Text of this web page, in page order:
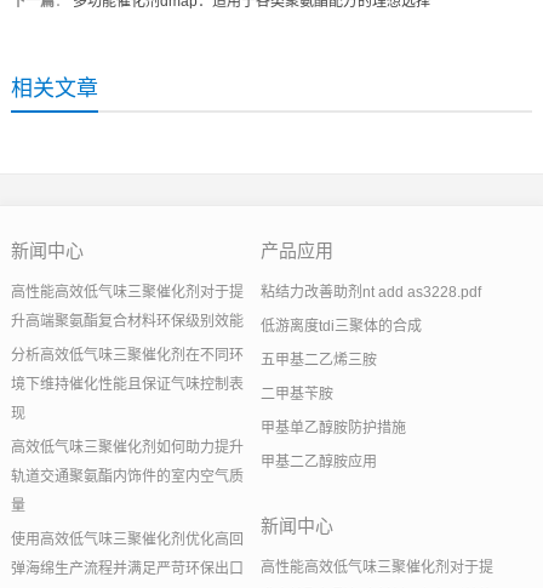
相关文章
新闻中心
高性能高效低气味三聚催化剂对于提
升高端聚氨酯复合材料环保级别效能
分析高效低气味三聚催化剂在不同环
境下维持催化性能且保证气味控制表
现
高效低气味三聚催化剂如何助力提升
轨道交通聚氨酯内饰件的室内空气质
量
使用高效低气味三聚催化剂优化高回
弹海绵生产流程并满足严苛环保出口
产品应用
粘结力改善助剂nt add as3228.pdf
低游离度tdi三聚体的合成
五甲基二乙烯三胺
二甲基苄胺
甲基单乙醇胺防护措施
甲基二乙醇胺应用
新闻中心
高性能高效低气味三聚催化剂对于提